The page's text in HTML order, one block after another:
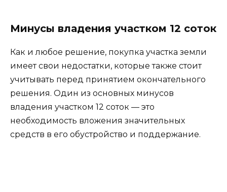
Минусы владения участком 12 соток
Как и любое решение, покупка участка земли
имеет свои недостатки, которые также стоит
учитывать перед принятием окончательного
решения. Один из основных минусов
владения участком 12 соток — это
необходимость вложения значительных
средств в его обустройство и поддержание.